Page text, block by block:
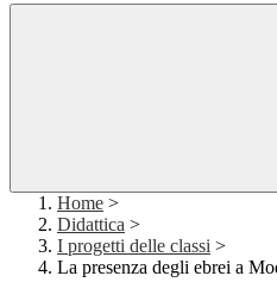
Home >
Didattica >
I progetti delle classi >
La presenza degli ebrei a